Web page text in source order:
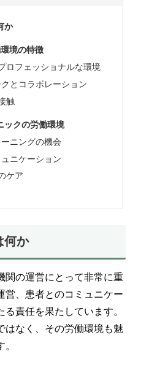
か
境の特徴
ロフェッショナルな環境
とコラボレーション
触
ックの労働環境
ニングの機会
ニケーション
ケア
何か
関の運営にとって非常に重
営、患者とのコミュニケー
責任を果たしています。
はなく、その労働環境も魅